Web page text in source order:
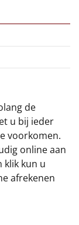
de
u bij ieder
voorkomen.
online aan
klik kun u
afrekenen